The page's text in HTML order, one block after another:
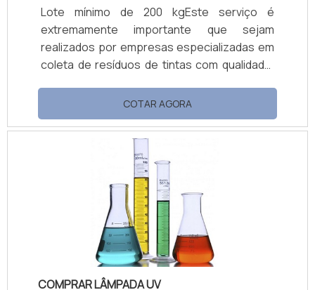
Lote mínimo de 200 kgEste serviço é
extremamente importante que sejam
realizados por empresas especializadas em
coleta de resíduos de tintas com qualidade,
químicos é necessário ter cuidados
especiais. Os resíduos que são coletados,
são: Restos de tintas; Vernizes; Solventes;
Entre outros.O que os resíduos podem
causar Primeiramente, é importante
ressaltar que é preciso muito cuidado para
descartar vernizes e tintas, bem como
solventes utilizados durante .
COTAR AGORA
COMPRAR LÂMPADA UV